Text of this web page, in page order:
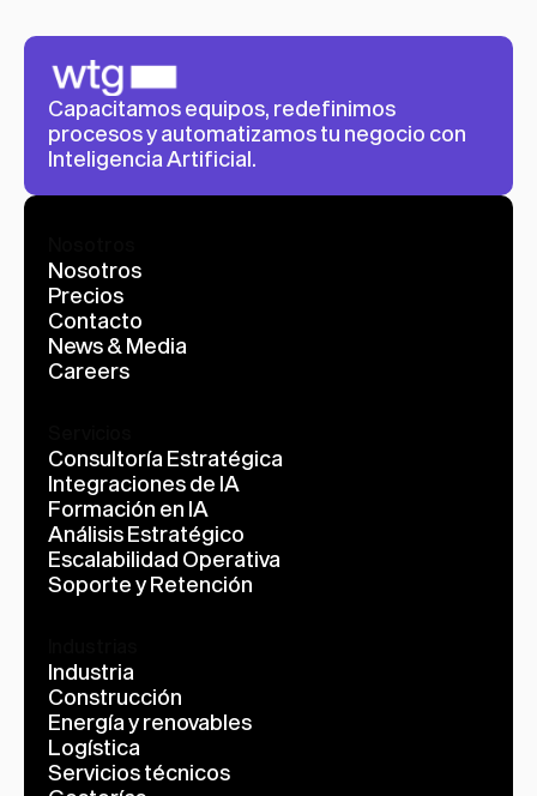
Capacitamos equipos, redefinimos
procesos y automatizamos tu negocio con
Inteligencia Artificial.
Nosotros
Precios
Contacto
News & Media
Careers
Consultoría Estratégica
Integraciones de IA
Formación en IA
Análisis Estratégico
Escalabilidad Operativa
Soporte y Retención
Industria
Construcción
Energía y renovables
Logística
Servicios técnicos